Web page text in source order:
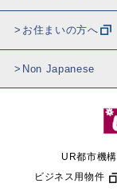
お住まいの方へ
Non Japanese
UR都市機構
ビジネス用物件